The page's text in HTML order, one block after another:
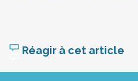
Réagir à cet article